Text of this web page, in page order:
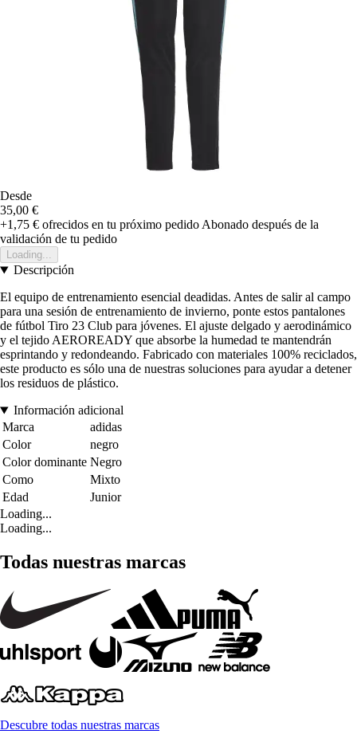
Desde
35,00 €
+1,75 € ofrecidos en tu próximo pedido Abonado después de la
validación de tu pedido
Loading...
Descripción
El equipo de entrenamiento esencial deadidas. Antes de salir al campo
para una sesión de entrenamiento de invierno, ponte estos pantalones
de fútbol Tiro 23 Club para jóvenes. El ajuste delgado y aerodinámico
y el tejido AEROREADY que absorbe la humedad te mantendrán
esprintando y redondeando. Fabricado con materiales 100% reciclados,
este producto es sólo una de nuestras soluciones para ayudar a detener
los residuos de plástico.
Información adicional
Marca
adidas
Color
negro
Color dominante Negro
Como
Mixto
Edad
Junior
Loading...
Loading...
Todas nuestras marcas
Descubre todas nuestras marcas